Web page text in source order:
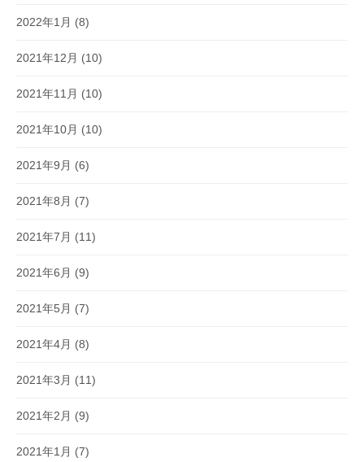
2022年1月 (8)
2021年12月 (10)
2021年11月 (10)
2021年10月 (10)
2021年9月 (6)
2021年8月 (7)
2021年7月 (11)
2021年6月 (9)
2021年5月 (7)
2021年4月 (8)
2021年3月 (11)
2021年2月 (9)
2021年1月 (7)